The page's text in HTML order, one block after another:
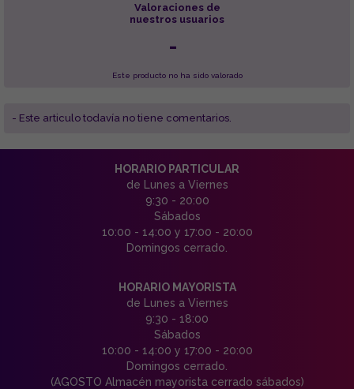
Valoraciones de
nuestros usuarios
-
Este producto no ha sido valorado
- Este articulo todavía no tiene comentarios.
HORARIO PARTICULAR
de Lunes a Viernes
9:30 - 20:00
Sábados
10:00 - 14:00 y 17:00 - 20:00
Domingos cerrado.
HORARIO MAYORISTA
de Lunes a Viernes
9:30 - 18:00
Sábados
10:00 - 14:00 y 17:00 - 20:00
Domingos cerrado.
(AGOSTO Almacén mayorista cerrado sábados)